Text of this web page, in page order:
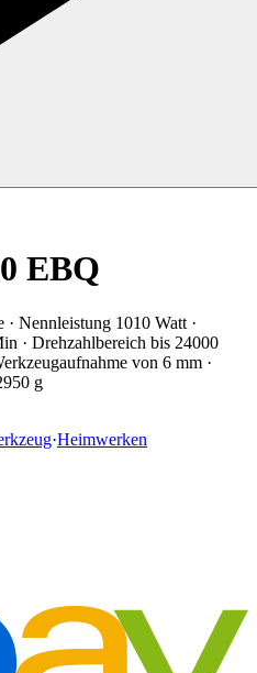
EBQ
· Nennleistung 1010 Watt ·
· Drehzahlbereich bis 24000
von 6 mm ·
g
·Heimwerken